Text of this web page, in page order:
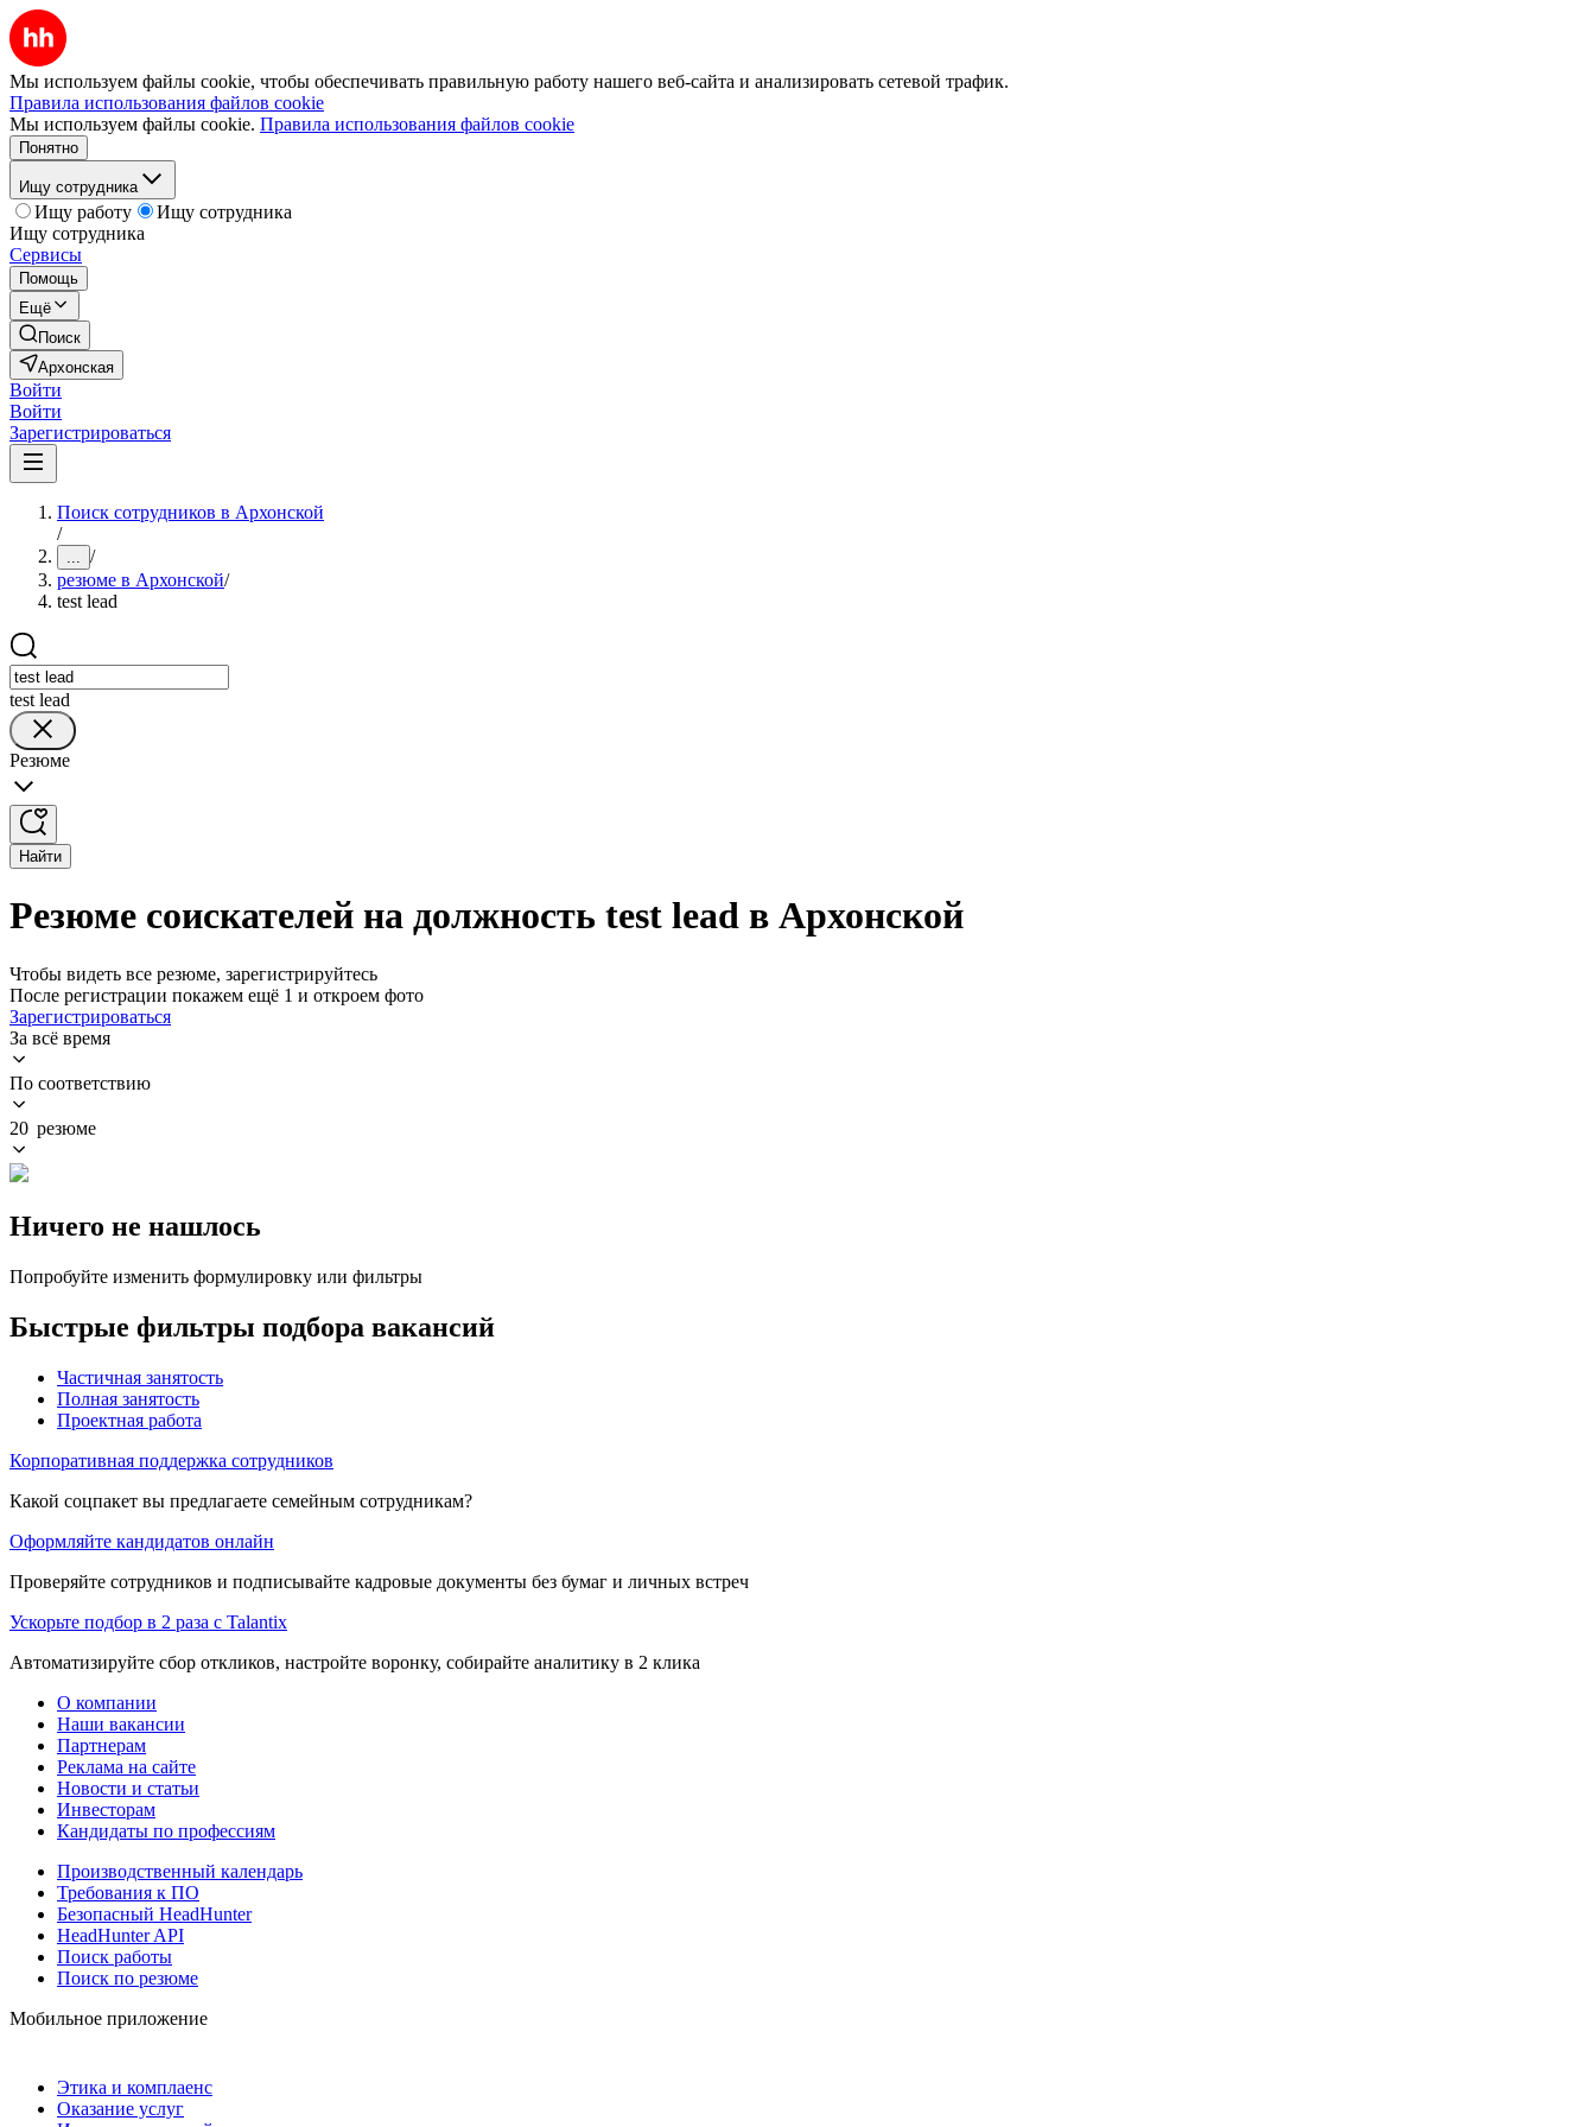
Мы используем файлы cookie, чтобы обеспечивать правильную работу нашего веб-сайта и анализировать сетевой трафик.
Правила использования файлов cookie
Мы используем файлы cookie. Правила использования файлов cookie
Понятно
Ищу сотрудника
Ищу работу
Ищу сотрудника
Ищу сотрудника
Сервисы
Помощь
Ещё
Поиск
Архонская
Войти
Войти
Зарегистрироваться
Поиск сотрудников в Архонской
/
... /
резюме в Архонской/
test lead
test lead
Резюме
Найти
Резюме соискателей на должность test lead в Архонской
Чтобы видеть все резюме, зарегистрируйтесь
После регистрации покажем ещё 1 и откроем фото
Зарегистрироваться
За всё время
По соответствию
20 резюме
Ничего не нашлось
Попробуйте изменить формулировку или фильтры
Быстрые фильтры подбора вакансий
Частичная занятость
Полная занятость
Проектная работа
Корпоративная поддержка сотрудников
Какой соцпакет вы предлагаете семейным сотрудникам?
Оформляйте кандидатов онлайн
Проверяйте сотрудников и подписывайте кадровые документы без бумаг и личных встреч
Ускорьте подбор в 2 раза с Talantix
Автоматизируйте сбор откликов, настройте воронку, собирайте аналитику в 2 клика
О компании
Наши вакансии
Партнерам
Реклама на сайте
Новости и статьи
Инвесторам
Кандидаты по профессиям
Производственный календарь
Требования к ПО
Безопасный HeadHunter
HeadHunter API
Поиск работы
Поиск по резюме
Мобильное приложение
Этика и комплаенс
Оказание услуг